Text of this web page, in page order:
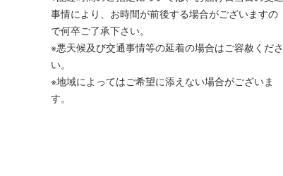
事情により、お時間が前後する場合がございますの
で何卒ご了承下さい。
※悪天候及び交通事情等の延着の場合はご容赦くださ
い。
※地域によってはご希望に添えない場合がございま
す。